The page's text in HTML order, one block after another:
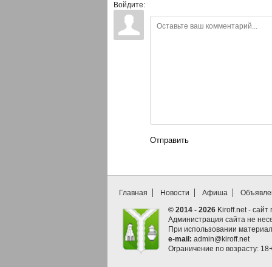
Войдите:
Отправить
Главная Новости Афиша
© 2014 - 2026 Kiroff.net - сайт
Администрация сайта не
При использовании
e-mail: admin@kiroff.net
Ограничение по возрасту: